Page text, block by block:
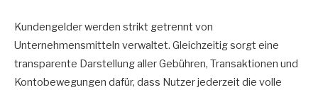
Kundengelder werden strikt getrennt von
Unternehmensmitteln verwaltet. Gleichzeitig sorgt eine
transparente Darstellung aller Gebühren, Transaktionen und
Kontobewegungen dafür, dass Nutzer jederzeit die volle